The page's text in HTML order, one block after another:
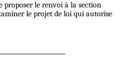
le renvoi à la section
le projet de loi qui autorise